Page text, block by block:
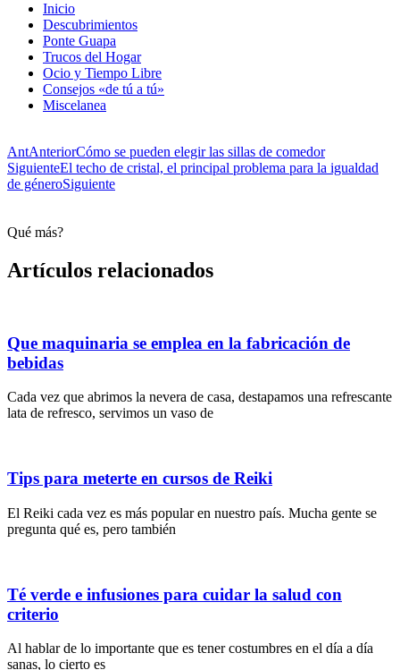
Inicio
Descubrimientos
Ponte Guapa
Trucos del Hogar
Ocio y Tiempo Libre
Consejos «de tú a tú»
Miscelanea
AntAnteriorCómo se pueden elegir las sillas de comedor
SiguienteEl techo de cristal, el principal problema para la igualdad
de géneroSiguiente
Qué más?
Artículos relacionados
Que maquinaria se emplea en la fabricación de
bebidas
Cada vez que abrimos la nevera de casa, destapamos una refrescante
lata de refresco, servimos un vaso de
Tips para meterte en cursos de Reiki
El Reiki cada vez es más popular en nuestro país. Mucha gente se
pregunta qué es, pero también
Té verde e infusiones para cuidar la salud con
criterio
Al hablar de lo importante que es tener costumbres en el día a día
sanas, lo cierto es